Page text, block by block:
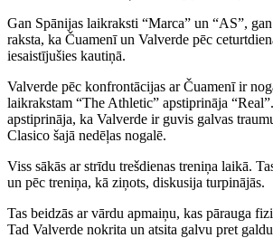
Gan Spānijas laikraksti “Marca” un “AS”,
raksta, ka Čuamenī un Valverde pēc
iesaistījušies kautiņā.
Valverde pēc konfrontācijas ar Čuamenī ir
laikrakstam “The Athletic” apstiprināja
apstiprināja, ka Valverde ir guvis galvas
Clasico šajā nedēļas nogalē.
Viss sākās ar strīdu trešdienas treniņa laikā.
un pēc treniņa, kā ziņots, diskusija turpinājās.
Tas beidzās ar vārdu apmaiņu, kas pārauga
Tad Valverde nokrita un atsita galvu pret